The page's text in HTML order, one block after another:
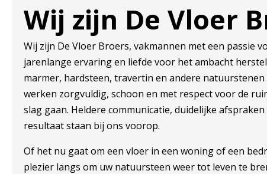
Wij zijn De Vloer
Wij zijn De Vloer Broers, vakmannen met een passie
jarenlange ervaring en liefde voor het ambacht
marmer, hardsteen, travertin en andere natuurstenen
werken zorgvuldig, schoon en met respect voor de
slag gaan. Heldere communicatie, duidelijke
resultaat staan bij ons voorop.
Of het nu gaat om een vloer in een woning of een
plezier langs om uw natuursteen weer tot leven te